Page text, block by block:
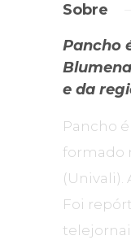
Sobre
Pancho
e da
Pancho
formado
(Univali).
Foi